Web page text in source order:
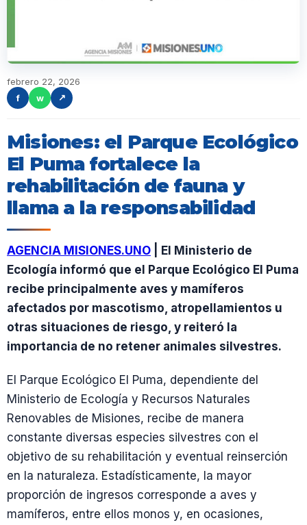
febrero 22, 2026
f
w ↗
Misiones: el Parque Ecológico
El Puma fortalece la
rehabilitación de fauna y
llama a la responsabilidad
AGENCIA MISIONES.UNO | El Ministerio de
Ecología informó que el Parque Ecológico El Puma
recibe principalmente aves y mamíferos
afectados por mascotismo, atropellamientos u
otras situaciones de riesgo, y reiteró la
importancia de no retener animales silvestres.
El Parque Ecológico El Puma, dependiente del
Ministerio de Ecología y Recursos Naturales
Renovables de Misiones, recibe de manera
constante diversas especies silvestres con el
objetivo de su rehabilitación y eventual reinserción
en la naturaleza. Estadísticamente, la mayor
proporción de ingresos corresponde a aves y
mamíferos, entre ellos monos y, en ocasiones,